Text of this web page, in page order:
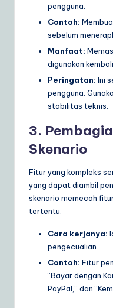
pengguna.
Contoh:
sebelum
Manfaat:
digunakan
Peringatan: Ini
pengguna.
stabilitas teknis.
3.
Skenario
Fitur yang kompleks
yang dapat diambil
skenario memecah
tertentu.
Cara kerjanya:
pengecualian.
Contoh: Fitur
“Bayar dengan
PayPal,” dan